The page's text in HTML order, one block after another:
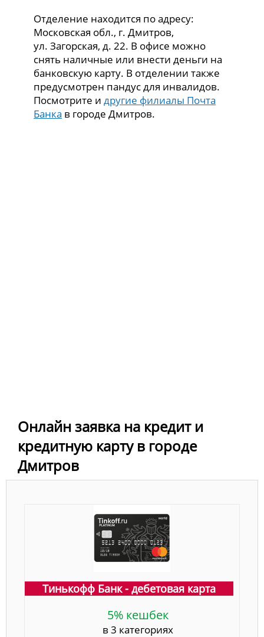
Отделение находится по адресу:
Московская обл., г. Дмитров,
ул. Загорская, д. 22. В офисе можно
снять наличные или внести деньги на
банковскую карту. В отделении также
предусмотрен пандус для инвалидов.
Посмотрите идругие филиалы Почта
Банка в городе Дмитров.
Онлайн заявка на кредит и
кредитную карту в городе
Дмитров
Тинькофф Банк - дебетовая карта
5% кешбек
в 3 категориях